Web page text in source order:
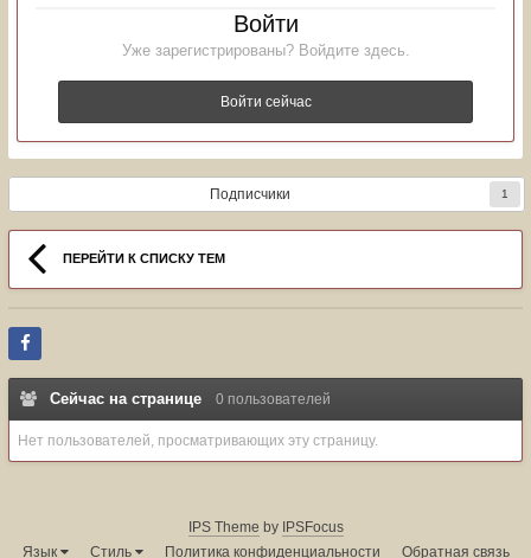
Войти
Уже зарегистрированы? Войдите здесь.
Войти сейчас
Подписчики 1
ПЕРЕЙТИ К СПИСКУ ТЕМ
Сейчас на странице 0 пользователей
Нет пользователей, просматривающих эту страницу.
IPS Theme by IPSFocus
Язык
Стиль Политика конфиденциальности Обратная связь